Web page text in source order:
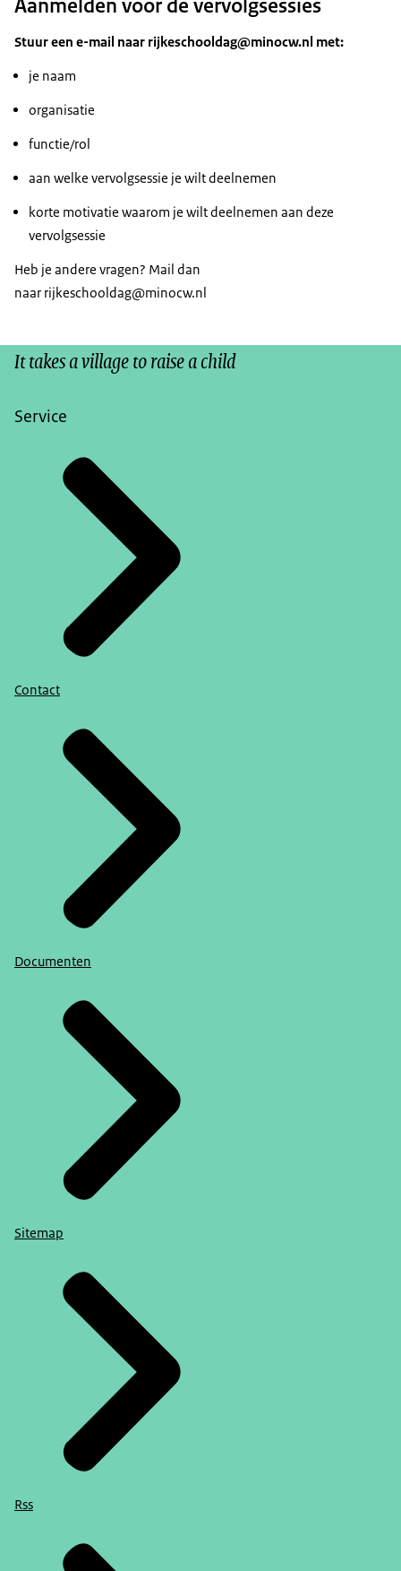
Stuur een e-mail naar rijkeschooldag@minocw.nl met:
je naam
organisatie
functie/rol
aan welke vervolgsessie je wilt deelnemen
korte motivatie waarom je wilt deelnemen aan deze
vervolgsessie
Heb je andere vragen? Mail dan
naar rijkeschooldag@minocw.nl
It takes a village to raise a child
Service
Contact
Documenten
Sitemap
Rss